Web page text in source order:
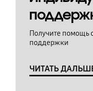
Получите помощь
поддержки
ЧИТАТЬ